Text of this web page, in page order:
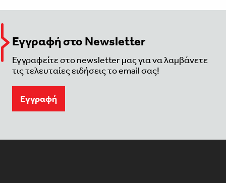
Εγγραφή στο Newsletter
Εγγραφείτε στο newsletter μας για να λαμβάνετε
τις τελευταίες ειδήσεις το email σας!
Eγγραφή